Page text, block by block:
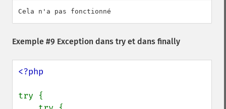
Exemple #9 Exception dans try et dans finally
<?php
try {